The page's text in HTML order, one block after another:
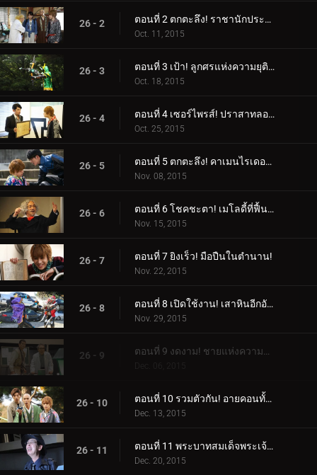
26 - 2 ตอนที่ 2 ตกตะลึง! ราชานักประดิษฐ์!
Oct. 11, 2015
26 - 3 ตอนที่ 3 เป้า! ลูกศรแห่งความยุติธรรม
Oct. 18, 2015
26 - 4 ตอนที่ 4 เซอร์ไพรส์! ปราสาทลอยฟ้า!
Oct. 25, 2015
26 - 5 ตอนที่ 5 ตกตะลึง! คาเมนไรเดอร์ผู้ลึกลับ!
Nov. 08, 2015
26 - 6 ตอนที่ 6 โชคชะตา! เมโลดี้ที่ฟื้นคืน!
Nov. 15, 2015
26 - 7 ตอนที่ 7 ยิงเร็ว! มือปืนในตำนาน!
Nov. 22, 2015
26 - 8 ตอนที่ 8 เปิดใช้งาน! เสาหินอีกอัน!
Nov. 29, 2015
26 - 9
Dec. 06, 2015
26 - 10 ตอนที่ 10 รวมตัวกัน! อายคอนทั้ง 15!
Dec. 13, 2015
26 - 11 ตอนที่ 11 พระบาทสมเด็จพระเจ้าอยู่หัว! ดวงตาลึกลับ!
Dec. 20, 2015